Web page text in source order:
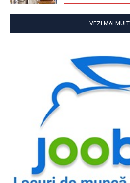
VEZI MAI MULT